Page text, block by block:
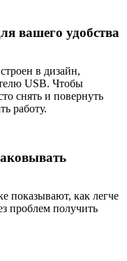
вашего удобства
в дизайн,
USB. Чтобы
снять и повернуть
работу.
показывают, как легче
проблем получить